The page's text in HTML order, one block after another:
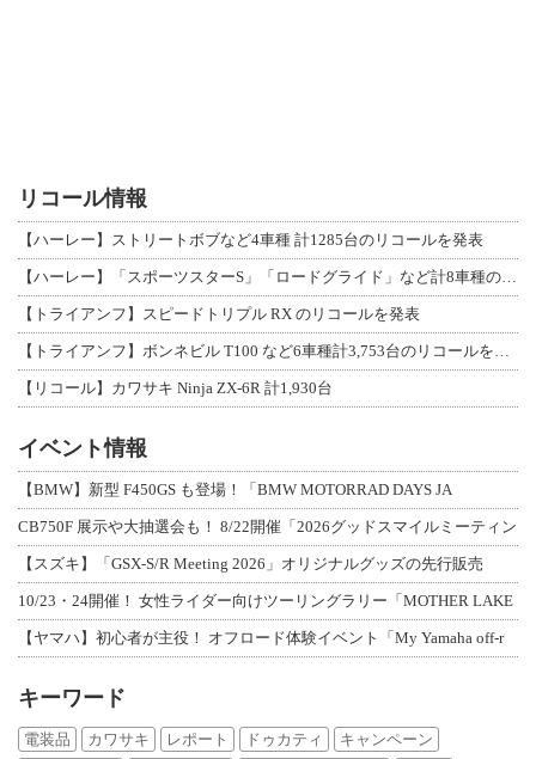
リコール情報
【ハーレー】ストリートボブなど4車種 計1285台のリコールを発表
【トライアンフ】スピードトリプル RX のリコールを発表
【リコール】カワサキ Ninja ZX-6R 計1,930台
イベント情報
【BMW】新型 F450GS も登場！「BMW MOTORRAD DAYS JA
CB750F 展示や大抽選会も！ 8/22開催「2026グッドスマイルミーティン
【スズキ】「GSX-S/R Meeting 2026」オリジナルグッズの先行販売
10/23・24開催！ 女性ライダー向けツーリングラリー「MOTHER LAKE
【ヤマハ】初心者が主役！ オフロード体験イベント「My Yamaha off-r
キーワード
電装品 カワサキ レポート ドゥカティ
キャンペーン